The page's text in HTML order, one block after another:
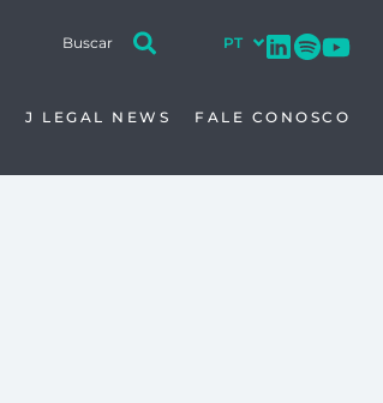
J LEGAL NEWS FALE CONOSCO